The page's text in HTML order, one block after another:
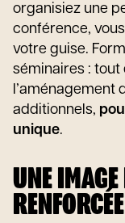
organisiez une
conférence,
votre guise.
séminaires : tout
l’aménagement
additionnels,
unique.
UNE
RENFORCÉE